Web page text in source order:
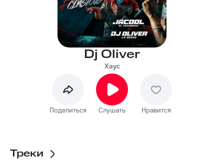
Dj Oliver
Хаус
Поделиться Слушать Нравится
Треки